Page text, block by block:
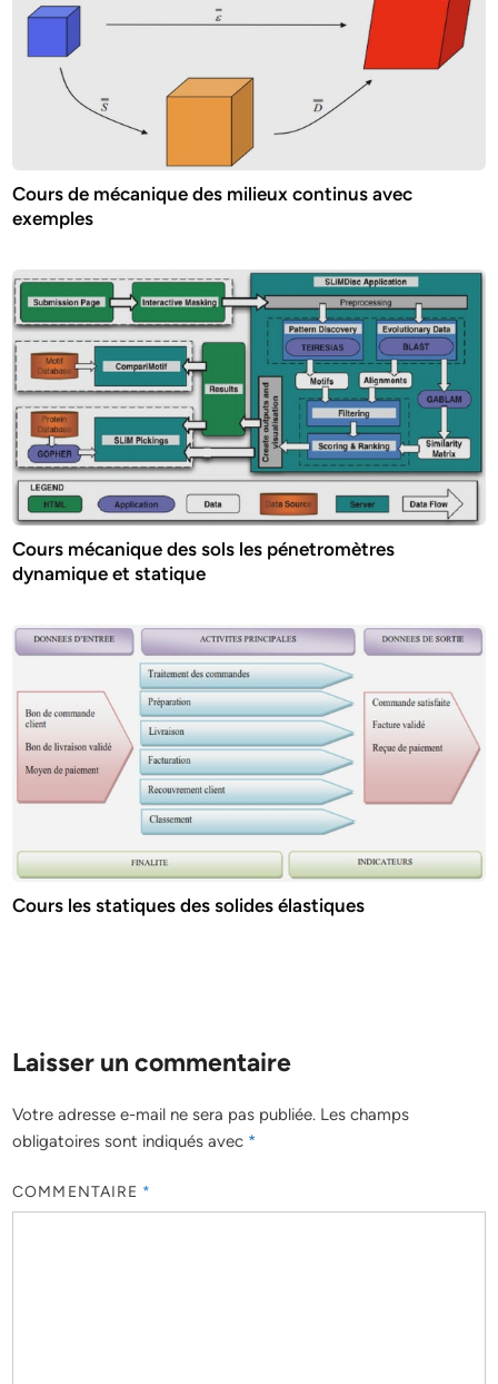
Cours de mécanique des milieux continus avec
exemples
Cours mécanique des sols les pénetromètres
dynamique et statique
Cours les statiques des solides élastiques
Laisser un commentaire
Votre adresse e-mail ne sera pas publiée. Les champs
obligatoires sont indiqués avec *
COMMENTAIRE *